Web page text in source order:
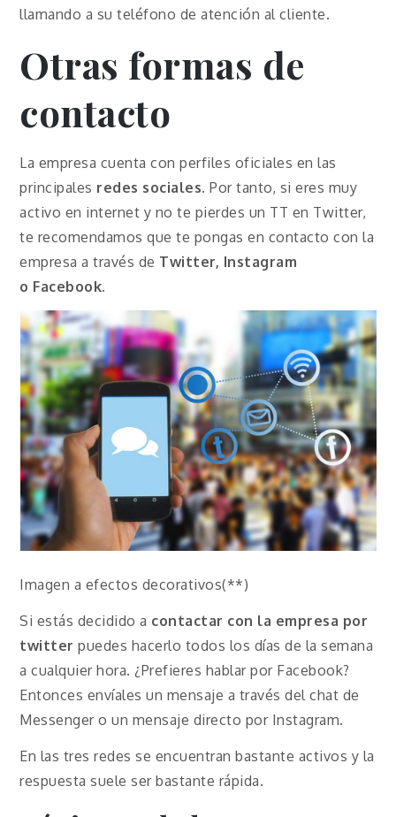
llamando a su teléfono de atención al cliente.
Otras formas de
contacto
La empresa cuenta con perfiles oficiales en las
principales redes sociales. Por tanto, si eres muy
activo en internet y no te pierdes un TT en Twitter,
te recomendamos que te pongas en contacto con la
empresa a través de Twitter, Instagram
o Facebook.
Imagen a efectos decorativos(**)
Si estás decidido a contactar con la empresa por
twitter puedes hacerlo todos los días de la semana
a cualquier hora. ¿Prefieres hablar por Facebook?
Entonces envíales un mensaje a través del chat de
Messenger o un mensaje directo por Instagram.
En las tres redes se encuentran bastante activos y la
respuesta suele ser bastante rápida.